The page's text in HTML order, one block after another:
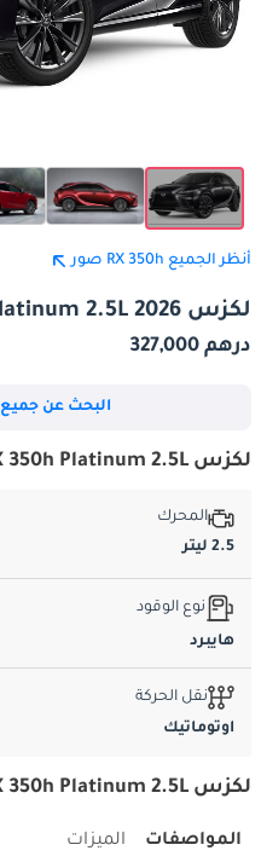
أنظر الجميع RX 350h صور
لكزس RX 350h Platinum 2.5L 2026
درهم 327,000
البحث عن جميع RX 350h للبيع
لكزس RX 350h Platinum 2.5L المواصفات الأساسية
المحرك
2.5 ليتر
نوع الوقود
هايبرد
نقل الحركة
اوتوماتيك
لكزس RX 350h Platinum 2.5L المواصفات والميزات
المواصفات الميزات